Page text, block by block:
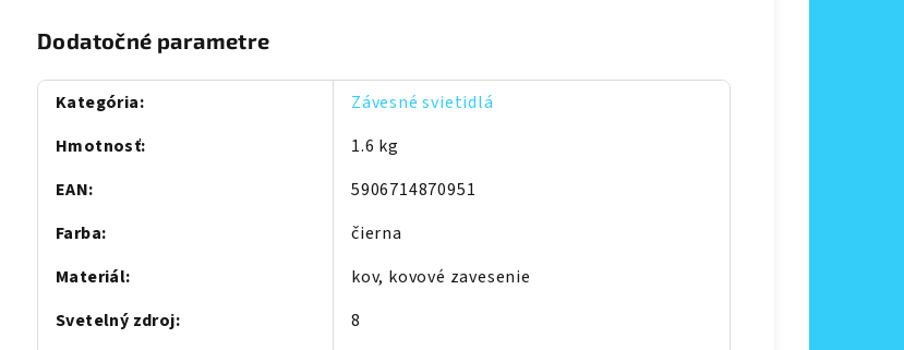
Dodatočné parametre
Kategória:
Závesné svietidlá
Hmotnosť:
1.6 kg
EAN:
5906714870951
Farba:
čierna
Materiál:
kov, kovové zavesenie
Svetelný zdroj:
8